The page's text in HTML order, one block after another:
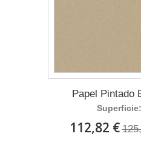
Papel Pintado
112,82 €